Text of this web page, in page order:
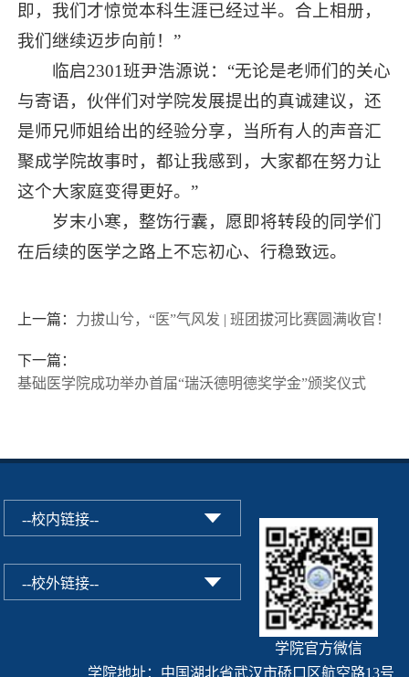
即，我们才惊觉本科生涯已经过半。合上相册，
我们继续迈步向前！”
临启2301班尹浩源说：“无论是老师们的关心
与寄语，伙伴们对学院发展提出的真诚建议，还
是师兄师姐给出的经验分享，当所有人的声音汇
聚成学院故事时，都让我感到，大家都在努力让
这个大家庭变得更好。”
岁末小寒，整饬行囊，愿即将转段的同学们
在后续的医学之路上不忘初心、行稳致远。
上一篇： 力拔山兮，“医”气风发 | 班团拔河比赛圆满收官！
下一篇：
基础医学院成功举办首届“瑞沃德明德奖学金”颁奖仪式
学院官方微信
学院地址：中国湖北省武汉市硚口区航空路13号